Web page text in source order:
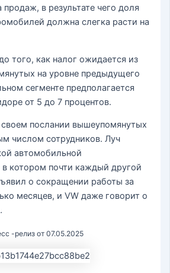
в результате чего доля
должна слегка расти на
того, как налог ожидается из
на уровне предыдущего
сегменте предполагается
от 5 до 7 процентов.
послании вышеупомянутых
числом сотрудников. Луч
автомобильной
котором почти каждый другой
о сокращении работы за
месяцев, и VW даже говорит о
-релиз от 07.05.2025